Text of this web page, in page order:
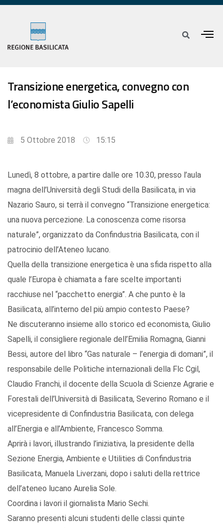
Transizione energetica, convegno con
l’economista Giulio Sapelli
5 Ottobre 2018 15:15
Lunedì, 8 ottobre, a partire dalle ore 10.30, presso l’aula
magna dell’Università degli Studi della Basilicata, in via
Nazario Sauro, si terrà il convegno “Transizione energetica:
una nuova percezione. La conoscenza come risorsa
naturale”, organizzato da Confindustria Basilicata, con il
patrocinio dell’Ateneo lucano.
Quella della transizione energetica è una sfida rispetto alla
quale l’Europa è chiamata a fare scelte importanti
racchiuse nel “pacchetto energia”. A che punto è la
Basilicata, all’interno del più ampio contesto Paese?
Ne discuteranno insieme allo storico ed economista, Giulio
Sapelli, il consigliere regionale dell’Emilia Romagna, Gianni
Bessi, autore del libro “Gas naturale – l’energia di domani”, il
responsabile delle Politiche internazionali della Flc Cgil,
Claudio Franchi, il docente della Scuola di Scienze Agrarie e
Forestali dell’Università di Basilicata, Severino Romano e il
vicepresidente di Confindustria Basilicata, con delega
all’Energia e all’Ambiente, Francesco Somma.
Aprirà i lavori, illustrando l’iniziativa, la presidente della
Sezione Energia, Ambiente e Utilities di Confindustria
Basilicata, Manuela Liverzani, dopo i saluti della rettrice
dell’ateneo lucano Aurelia Sole.
Coordina i lavori il giornalista Mario Sechi.
Saranno presenti alcuni studenti delle classi quinte